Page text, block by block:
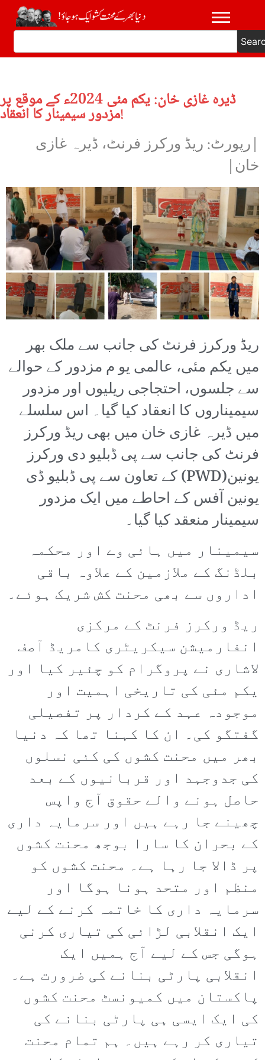
ڈیرہ غازی خان: یکم مئی 2024ء کے موقع پر
مزدور سیمینار کا انعقاد!
|رپورٹ: ریڈ ورکرز فرنٹ، ڈیرہ غازی
خان|
ریڈ ورکرز فرنٹ کی جانب سے ملک بھر
میں یکم مئی، عالمی یو م مزدور کے حوالے
سے جلسوں، احتجاجی ریلیوں اور مزدور
سیمیناروں کا انعقاد کیا گیا۔ اس سلسلے
میں ڈیرہ غازی خان میں بھی ریڈ ورکرز
فرنٹ کی جانب سے پی ڈبلیو دی ورکرز
یونین(PWD) کے تعاون سے پی ڈبلیو ڈی
یونین آفس کے احاطے میں ایک مزدور
سیمینار منعقد کیا گیا۔
سیمینار میں ہائی وے اور محکمہ
بلڈنگ کے ملازمین کے علاوہ باقی
اداروں سے بھی محنت کش شریک ہوئے۔
ریڈ ورکرز فرنٹ کے مرکزی
انفارمیشن سیکریٹری کامریڈ آصف
لاشاری نے پروگرام کو چئیر کیا اور
یکم مئی کی تاریخی اہمیت اور
موجودہ عہد کے کردار پر تفصیلی
گفتگو کی۔ ان کا کہنا تھا کہ دنیا
بھر میں محنت کشوں کی کئی نسلوں
کی جدوجہد اور قربانیوں کے بعد
حاصل ہونے والے حقوق آج واپس
چھینے جا رہے ہیں اور سرمایہ داری
کے بحران کا سارا بوجھ محنت کشوں
پر ڈالا جا رہا ہے۔ محنت کشوں کو
منظم اور متحد ہونا ہوگا اور
سرمایہ داری کا خاتمہ کرنے کے لیے
ایک انقلابی لڑائی کی تیاری کرنی
ہوگی جس کے لیے آج ہمیں ایک
انقلابی پارٹی بنانے کی ضرورت ہے۔
پاکستان میں کمیونسٹ محنت کشوں
کی ایک ایسی ہی پارٹی بنانے کی
تیاری کر رہے ہیں۔ ہم تمام محنت